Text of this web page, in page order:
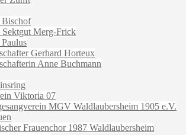
Bischof
Merg-Frick
Gerhard Horteux
Anne Buchmann
Viktoria 07
MGV Waldlaubersheim 1905 e.V.
Frauenchor 1987 Waldlaubersheim